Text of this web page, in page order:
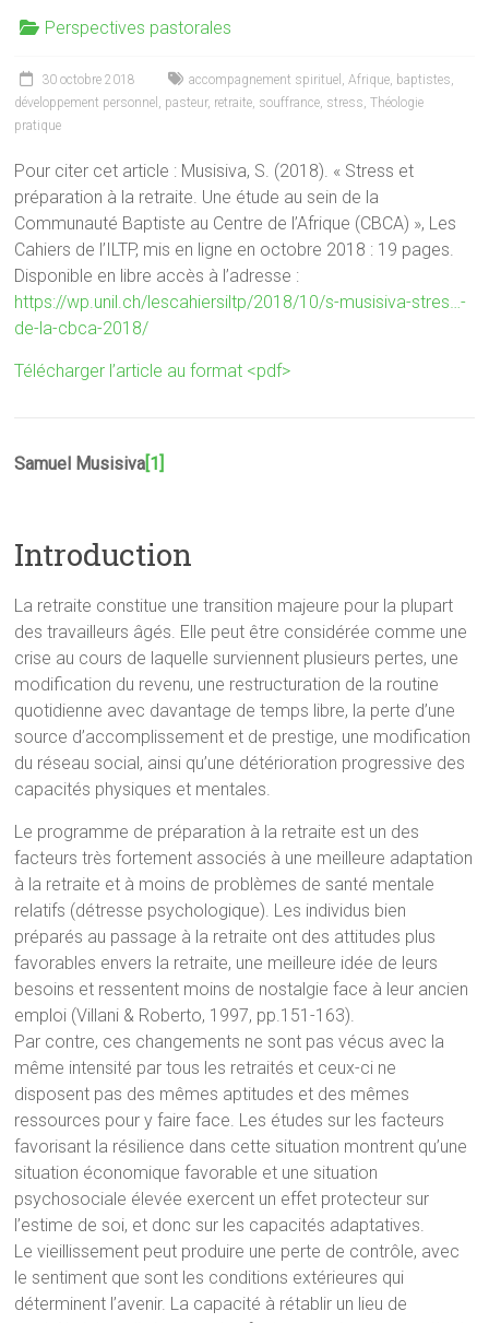
Perspectives pastorales
30 octobre 2018 accompagnement spirituel ,Afrique, baptistes,
développement personnel , pasteur, retraite, souffrance, stress,Théologie
pratique
Pour citer cet article : Musisiva, S. (2018). « Stress et
préparation à la retraite. Une étude au sein de la
Communauté Baptiste au Centre de l’Afrique (CBCA) », Les
Cahiers de l’ILTP, mis en ligne en octobre 2018 : 19 pages.
Disponible en libre accès à l’adresse :
https://wp.unil.ch/lescahiersiltp/2018/10/s-musisiva-stres…-
de-la-cbca-2018/
Télécharger l’article au format <pdf>
Samuel Musisiva[1]
Introduction
La retraite constitue une transition majeure pour la plupart
des travailleurs âgés. Elle peut être considérée comme une
crise au cours de laquelle surviennent plusieurs pertes, une
modification du revenu, une restructuration de la routine
quotidienne avec davantage de temps libre, la perte d’une
source d’accomplissement et de prestige, une modification
du réseau social, ainsi qu’une détérioration progressive des
capacités physiques et mentales.
Le programme de préparation à la retraite est un des
facteurs très fortement associés à une meilleure adaptation
à la retraite et à moins de problèmes de santé mentale
relatifs (détresse psychologique). Les individus bien
préparés au passage à la retraite ont des attitudes plus
favorables envers la retraite, une meilleure idée de leurs
besoins et ressentent moins de nostalgie face à leur ancien
emploi (Villani & Roberto, 1997, pp.151-163).
Par contre, ces changements ne sont pas vécus avec la
même intensité par tous les retraités et ceux-ci ne
disposent pas des mêmes aptitudes et des mêmes
ressources pour y faire face. Les études sur les facteurs
favorisant la résilience dans cette situation montrent qu’une
situation économique favorable et une situation
psychosociale élevée exercent un effet protecteur sur
l’estime de soi, et donc sur les capacités adaptatives.
Le vieillissement peut produire une perte de contrôle, avec
le sentiment que sont les conditions extérieures qui
déterminent l’avenir. La capacité à rétablir un lieu de